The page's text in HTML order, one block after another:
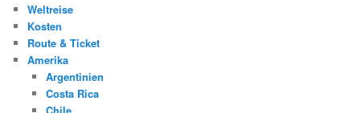
Weltreise
Kosten
Route & Ticket
Amerika
Argentinien
Costa Rica